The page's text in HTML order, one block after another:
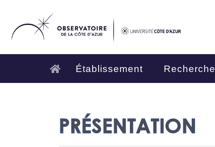
Établissement Recherche
PRÉSENTATION